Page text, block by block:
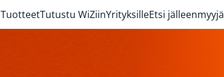
TuotteetTutustu WiZiinYrityksilleEtsi jälleenmyyjä